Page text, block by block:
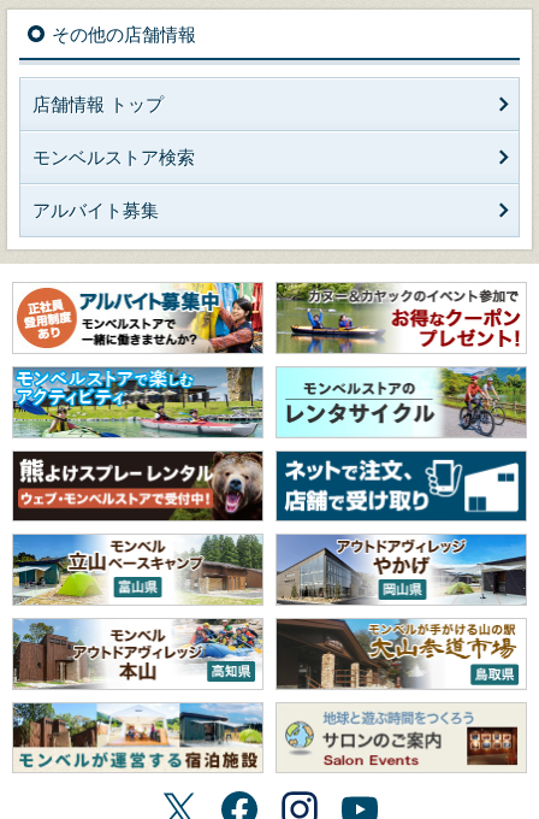
その他の店舗情報
店舗情報 トップ
モンベルストア検索
アルバイト募集